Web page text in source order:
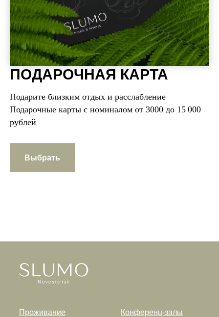
ПОДАРОЧНАЯ КАРТА
Подарите близким отдых и расслабление
Подарочные карты с номиналом от 3000 до 15 000
рублей
Выбрать
Проживание Конференц-залы